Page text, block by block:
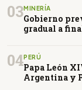
03MINERÍA
Gobierno
gradual a
04PERÚ
Papa León
Argentina y